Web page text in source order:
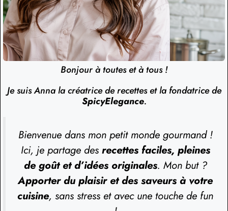
Bonjour à toutes et à tous !
Je suis Anna la créatrice de recettes et la fondatrice de
SpicyElegance.
Bienvenue dans mon petit monde gourmand !
Ici, je partage des recettes faciles, pleines
de goût et d’idées originales. Mon but ?
Apporter du plaisir et des saveurs à votre
cuisine, sans stress et avec une touche de fun